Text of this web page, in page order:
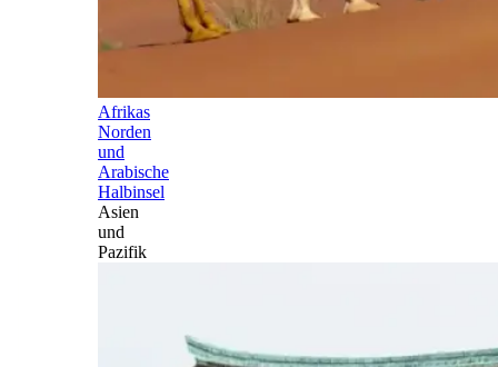
Afrikas
Norden
und
Arabische
Halbinsel
Asien
und
Pazifik